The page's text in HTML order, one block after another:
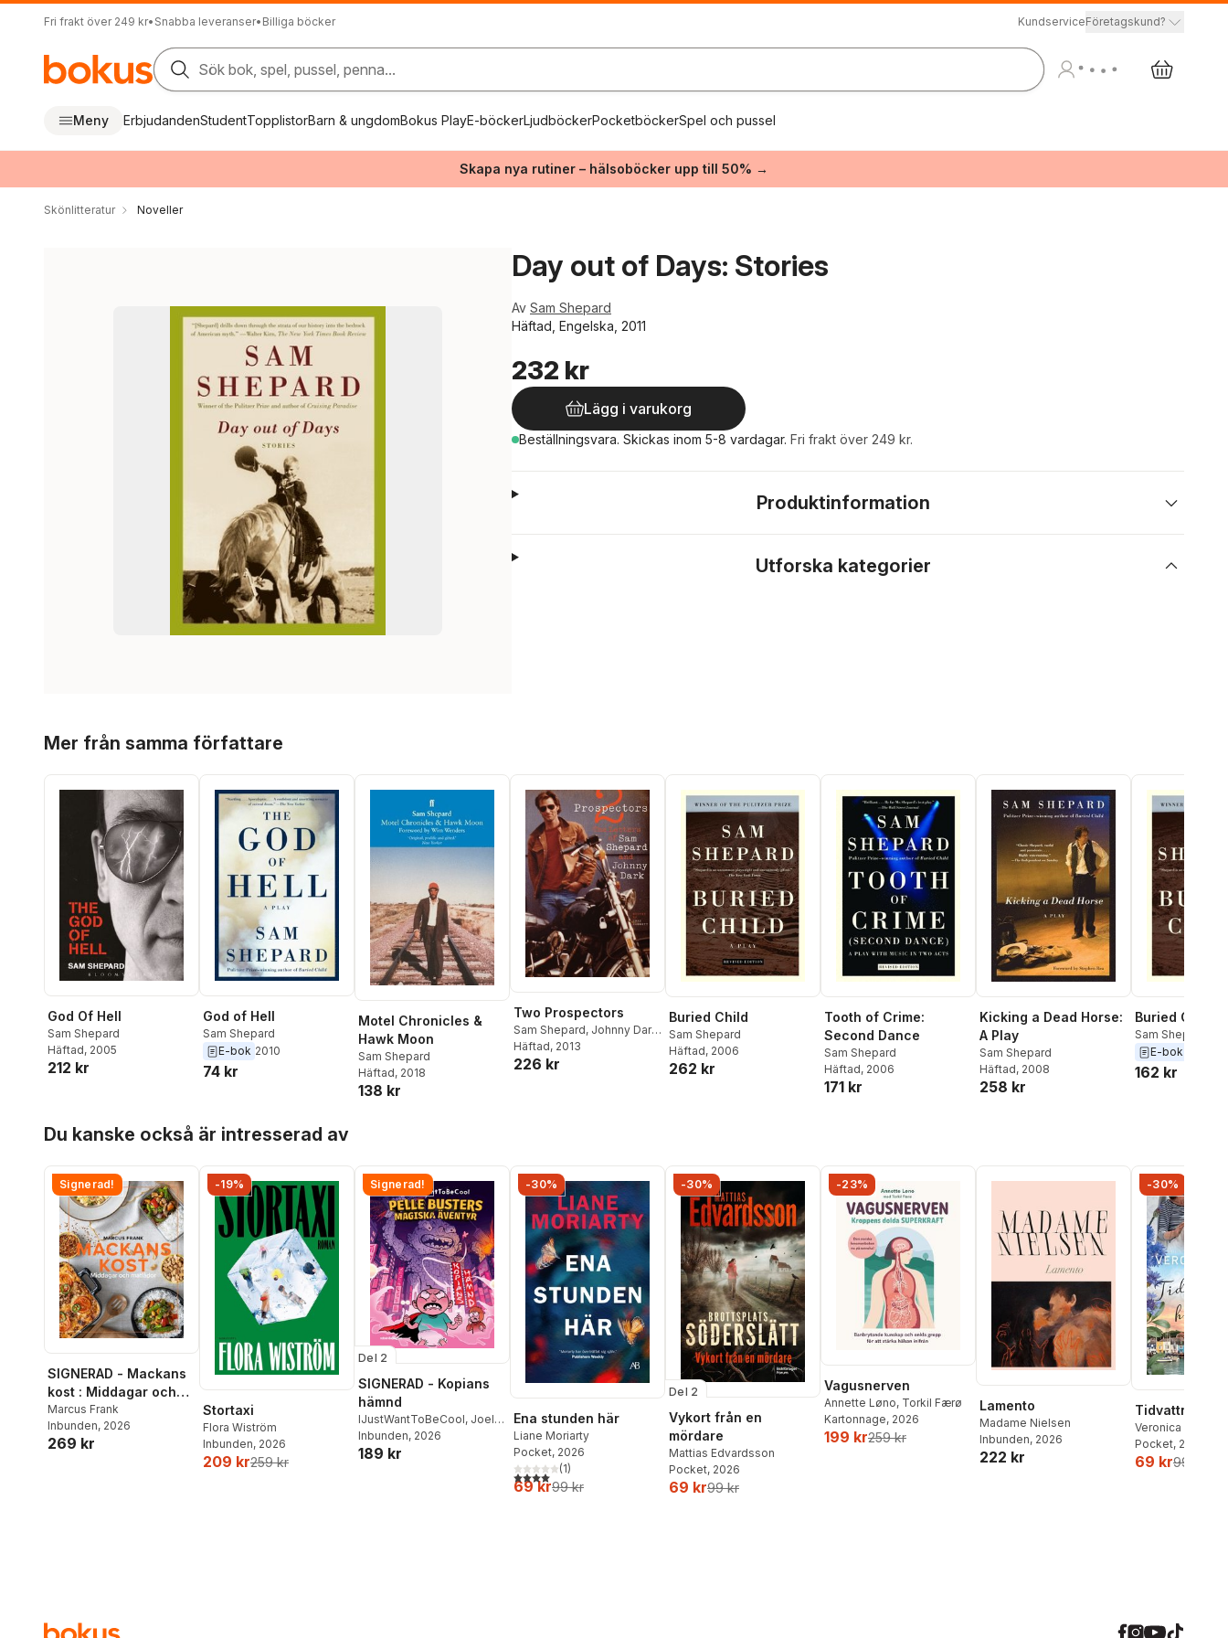
Fri frakt över 249 kr• Snabba leveranser• Billiga böcker KundserviceFöretagskund?
Sök bok, spel, pussel, penna...
Meny ErbjudandenStudentTopplistorBarn & ungdomBokus PlayE-böckerLjudböckerPocketböckerSpel och pussel
Skapa nya rutiner – hälsoböcker upp till 50% →
Skönlitteratur Noveller
Day out of Days: Stories
Av Sam Shepard
Häftad, Engelska, 2011
232 kr
Lägg i varukorg
Beställningsvara. Skickas inom 5-8 vardagar. Fri frakt över 249 kr.
Produktinformation
Utforska kategorier
Mer från samma författare
God Of Hell
Sam Shepard
Häftad, 2005
212 kr
God of Hell
Sam Shepard
E-bok 2010
74 kr
Motel Chronicles &
Hawk Moon
Sam Shepard
Häftad, 2018
138 kr
Two Prospectors
Sam Shepard, Johnny Dark ,
Chad Hammett
Häftad, 2013
226 kr
Buried Child
Sam Shepard
Häftad, 2006
262 kr
Tooth of Crime:
Second Dance
Sam Shepard
Häftad, 2006
171 kr
Kicking a Dead Horse:
A Play
Sam Shepard
Häftad, 2008
258 kr
Buried Child
Sam Shepard
E-bok
162 kr
Du kanske också är intresserad av
Signerad!
SIGNERAD - Mackans
kost : Middagar och
matlådor
Marcus Frank
Inbunden, 2026
269 kr
-19%
Stortaxi
Flora Wiström
Inbunden, 2026
209 kr259 kr
Signerad!
Del 2
SIGNERAD - Kopians
hämnd
IJustWantToBeCool, Joel
Adolphson,Emil Ejdemo
Beer ,Victor Beer
Inbunden, 2026
189 kr
-30%
Ena stunden här
Liane Moriarty
Pocket, 2026
4,0utav 5 stjärnor. Totalt antal röster:
(1)
69 kr99 kr
-30%
Del 2
Vykort från en
mördare
Mattias Edvardsson
Pocket, 2026
69 kr99 kr
-23%
Vagusnerven
Annette Løno, Torkil Færø
Kartonnage, 2026
199 kr259 kr
Lamento
Madame Nielsen
Inbunden, 2026
222 kr
-30%
Tidvattnets
Veronica Henry
Pocket, 2026
69 kr99 kr